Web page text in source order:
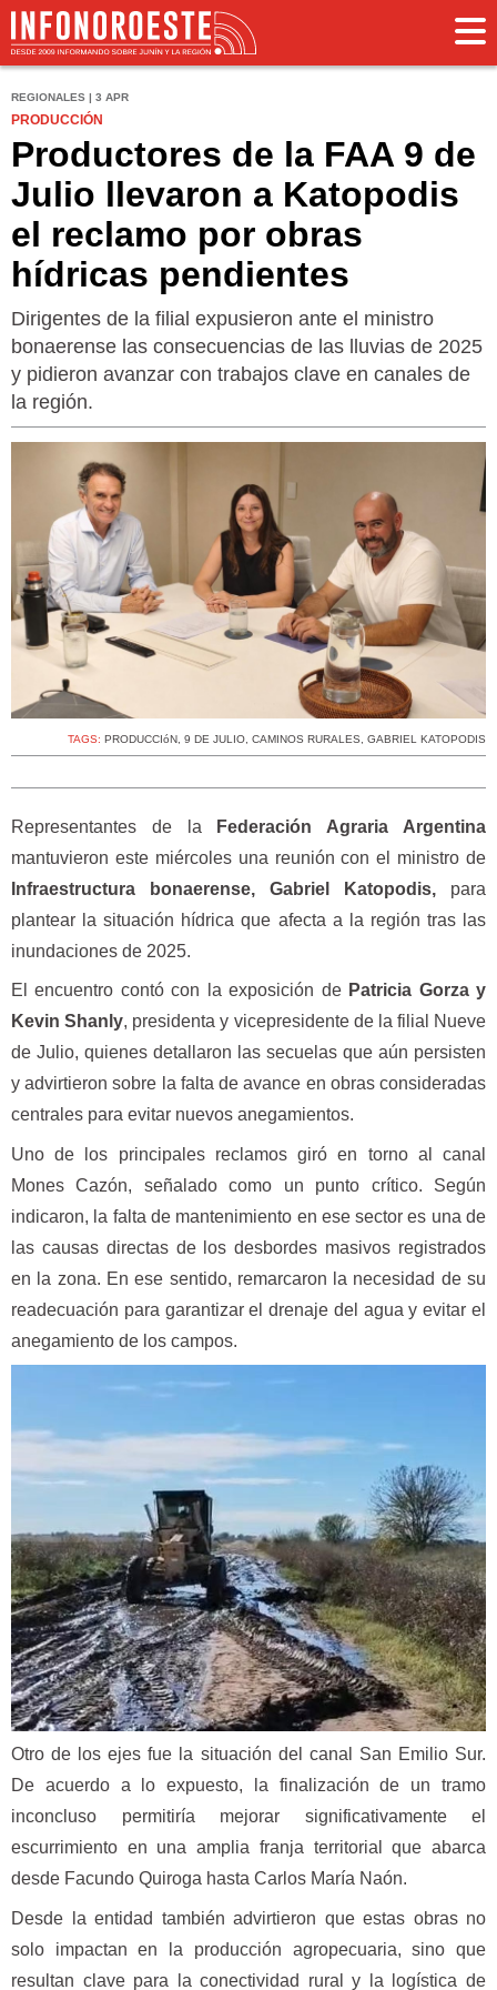
REGIONALES | 3 APR
PRODUCCIÓN
Productores de la FAA 9 de
Julio llevaron a Katopodis
el reclamo por obras
hídricas pendientes
Dirigentes de la filial expusieron ante el ministro
bonaerense las consecuencias de las lluvias de 2025
y pidieron avanzar con trabajos clave en canales de
la región.
TAGS: PRODUCCIóN, 9 DE JULIO, CAMINOS RURALES, GABRIEL KATOPODIS
Representantes de la
Federación Agraria Argentina
mantuvieron este miércoles una reunión con el ministro de
Infraestructura bonaerense, Gabriel Katopodis, para
plantear la situación hídrica que afecta a la región tras las
inundaciones de 2025.
El encuentro contó con la exposición de Patricia Gorza y
Kevin Shanly, presidenta y vicepresidente de la filial Nueve
de Julio, quienes detallaron las secuelas que aún persisten
y advirtieron sobre la falta de avance en obras consideradas
centrales para evitar nuevos anegamientos.
Uno de los principales reclamos giró en torno al canal
Mones Cazón, señalado como un punto crítico. Según
indicaron, la falta de mantenimiento en ese sector es una de
las causas directas de los desbordes masivos registrados
en la zona. En ese sentido, remarcaron la necesidad de su
readecuación para garantizar el drenaje del agua y evitar el
anegamiento de los campos.
Otro de los ejes fue la situación del canal San Emilio Sur.
De acuerdo a lo expuesto, la finalización de un tramo
inconcluso permitiría mejorar significativamente el
escurrimiento en una amplia franja territorial que abarca
desde Facundo Quiroga hasta Carlos María Naón.
Desde la entidad también advirtieron que estas obras no
solo impactan en la producción agropecuaria, sino que
resultan clave para la conectividad rural y la logística de